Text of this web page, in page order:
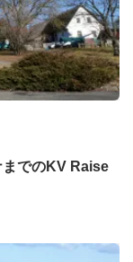
までのKV Raise